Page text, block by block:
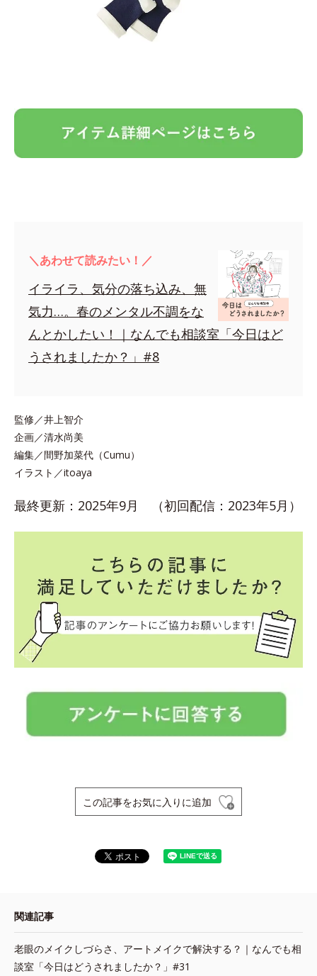
＼あわせて読みたい！／
イライラ、気分の落ち込み、無
気力…。春のメンタル不調をな
んとかしたい！｜なんでも相談室「今日はど
うされましたか？」#8
監修／井上智介
企画／清水尚美
編集／間野加菜代（Cumu）
イラスト／itoaya
最終更新：2025年9月 （初回配信：2023年5月）
この記事をお気に入りに追加
関連記事
老眼のメイクしづらさ、アートメイクで解決する？｜なんでも相
談室「今日はどうされましたか？」#31